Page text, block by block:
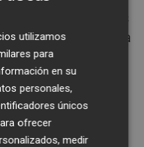
publicadas
previas a la
cómo el dirigente
por
porque es
la
utilizamos
para
en su
personales,
únicos
ofrecer
medir